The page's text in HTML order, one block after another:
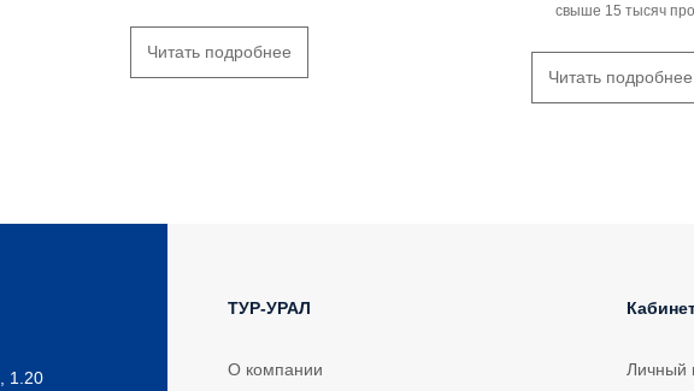
Читать подробнее
свыше 15 тысяч
Читать подробнее
1.20
ТУР-УРАЛ
О компании Личный